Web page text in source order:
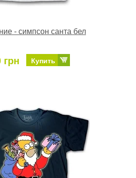
- симпсон санта бел
грн Купить